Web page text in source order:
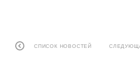
СПИСОК НОВОСТЕЙ